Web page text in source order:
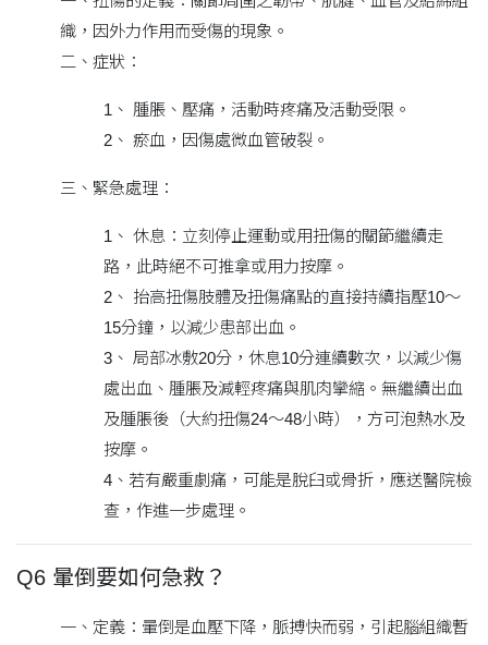
織，因外力作用而受傷的現象。
二、症狀：
1、 腫脹、壓痛，活動時疼痛及活動受限。
2、 瘀血，因傷處微血管破裂。
三、緊急處理：
1、 休息：立刻停止運動或用扭傷的關節繼續走
路，此時絕不可推拿或用力按摩。
2、 抬高扭傷肢體及扭傷痛點的直接持續指壓10～
15分鐘，以減少患部出血。
3、 局部冰敷20分，休息10分連續數次，以減少傷
處出血、腫脹及減輕疼痛與肌肉攣縮。無繼續出血
及腫脹後（大約扭傷24～48小時），方可泡熱水及
按摩。
4、若有嚴重劇痛，可能是脫臼或骨折，應送醫院檢
查，作進一步處理。
Q6 暈倒要如何急救？
一、定義：暈倒是血壓下降，脈搏快而弱，引起腦組織暫